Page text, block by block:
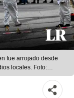
fue arrojado desde
locales. Foto: